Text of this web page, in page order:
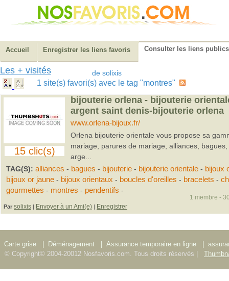
Accueil Enregistrer les liens favoris Consulter les liens publics
Les + visités de solixis
1 site(s) favori(s) avec le tag "montres"
15 clic(s)
bijouterie orlena - bijouterie
argent saint denis-bijouterie orlena
www.orlena-bijoux.fr/
Orlena bijouterie orientale vous propose sa
mariage, parures de mariage, alliances,
arge...
TAG(S): alliances - bagues - bijouterie - bijouterie orientale - bijoux
bijoux or jaune - bijoux orientaux - boucles d'oreilles - bracelets -
gourmettes - montres - pendentifs -
Par solixis | Envoyer à un Ami(e) | Enregistrer
1 membre -
Carte grise Déménagement Assurance temporaire en ligne
© Copyright© 2004-20012 Nosfavoris.com. Tous droits réservés |